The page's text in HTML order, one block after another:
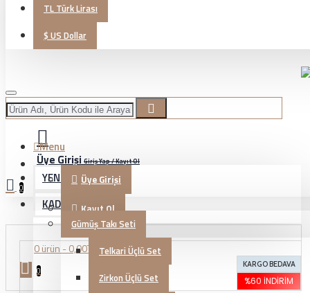
TL Türk Lirası
$ US Dollar
Üye Girişi Giriş Yap / Kayıt Ol
Üye Girişi
Kayıt Ol
0 ürün - 0,00TL
0
Menu
YENİ GELENLER
KADIN TAKI
Gümüş Takı Seti
Telkari Üçlü Set
Zirkon Üçlü Set
0
KARGO BEDAVA
%60 İNDIRIM